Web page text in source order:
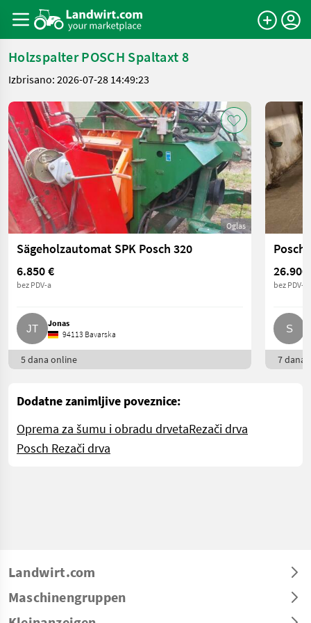
Holzspalter POSCH Spaltaxt 8
Izbrisano: 2026-07-28 14:49:23
Oglas
Sägeholzautomat SPK Posch 320
6.850 €
bez PDV-a
Jonas
94113 Bavarska
5 dana online
Posch
26.900
bez PDV-a
7 dana
Dodatne zanimljive poveznice:
Oprema za šumu i obradu drvetaRezači drva
Posch Rezači drva
Landwirt.com
Maschinengruppen